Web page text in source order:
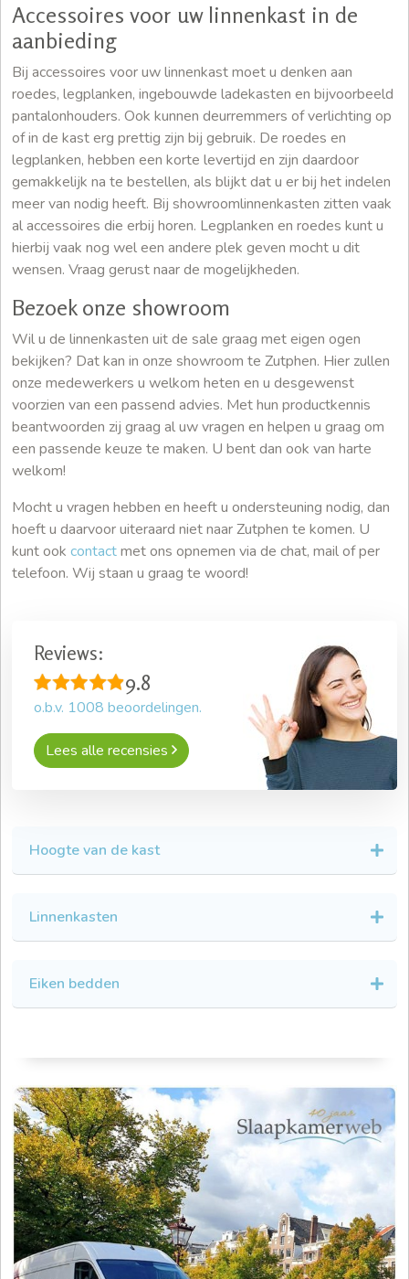
Accessoires voor uw linnenkast in de
aanbieding
Bij accessoires voor uw linnenkast moet u denken aan
roedes, legplanken, ingebouwde ladekasten en bijvoorbeeld
pantalonhouders. Ook kunnen deurremmers of verlichting op
of in de kast erg prettig zijn bij gebruik. De roedes en
legplanken, hebben een korte levertijd en zijn daardoor
gemakkelijk na te bestellen, als blijkt dat u er bij het indelen
meer van nodig heeft. Bij showroomlinnenkasten zitten vaak
al accessoires die erbij horen. Legplanken en roedes kunt u
hierbij vaak nog wel een andere plek geven mocht u dit
wensen. Vraag gerust naar de mogelijkheden.
Bezoek onze showroom
Wil u de linnenkasten uit de sale graag met eigen ogen
bekijken? Dat kan in onze showroom te Zutphen. Hier zullen
onze medewerkers u welkom heten en u desgewenst
voorzien van een passend advies. Met hun productkennis
beantwoorden zij graag al uw vragen en helpen u graag om
een passende keuze te maken. U bent dan ook van harte
welkom!
Mocht u vragen hebben en heeft u ondersteuning nodig, dan
hoeft u daarvoor uiteraard niet naar Zutphen te komen. U
kunt ook contactmet ons opnemen via de chat, mail of per
telefoon. Wij staan u graag te woord!
Reviews:
9.8
o.b.v. 1008 beoordelingen.
Lees alle recensies
Hoogte van de kast
Linnenkasten
Eiken bedden